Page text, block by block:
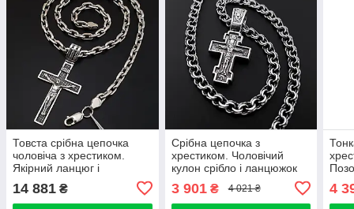
Товста срібна цепочка
чоловіча з хрестиком.
Якірний ланцюг і
срібло 925. Довжина 55 см
14 881 ₴
Срібна цепочка з
хрестиком. Чоловічий
кулон срібло і ланцюжок
3 901₴ 4 021 ₴ 4